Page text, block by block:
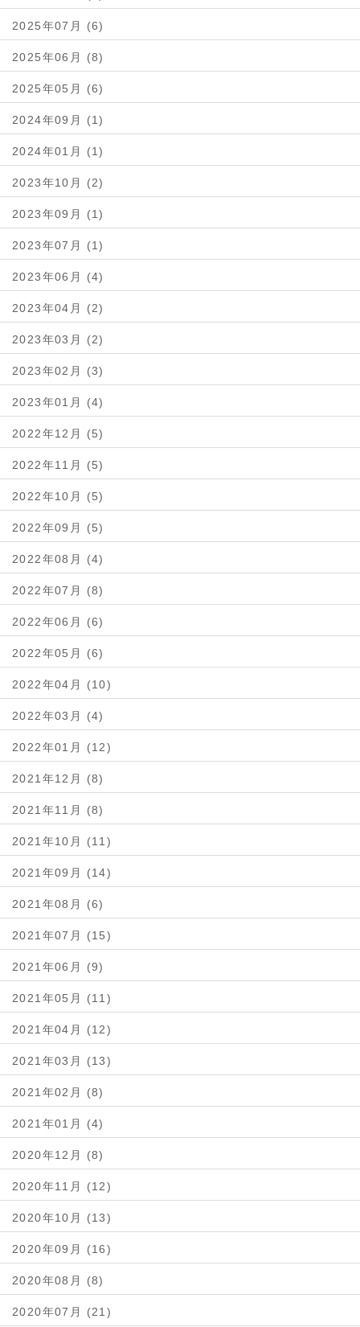
2025年07月 (6)
2025年06月 (8)
2025年05月 (6)
2024年09月 (1)
2024年01月 (1)
2023年10月 (2)
2023年09月 (1)
2023年07月 (1)
2023年06月 (4)
2023年04月 (2)
2023年03月 (2)
2023年02月 (3)
2023年01月 (4)
2022年12月 (5)
2022年11月 (5)
2022年10月 (5)
2022年09月 (5)
2022年08月 (4)
2022年07月 (8)
2022年06月 (6)
2022年05月 (6)
2022年04月 (10)
2022年03月 (4)
2022年01月 (12)
2021年12月 (8)
2021年11月 (8)
2021年10月 (11)
2021年09月 (14)
2021年08月 (6)
2021年07月 (15)
2021年06月 (9)
2021年05月 (11)
2021年04月 (12)
2021年03月 (13)
2021年02月 (8)
2021年01月 (4)
2020年12月 (8)
2020年11月 (12)
2020年10月 (13)
2020年09月 (16)
2020年08月 (8)
2020年07月 (21)